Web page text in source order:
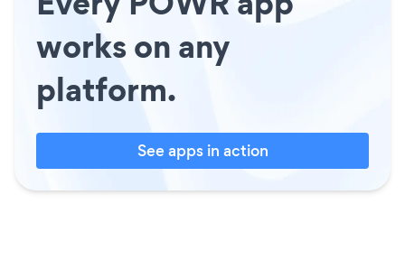
works on any
platform.
See apps in action